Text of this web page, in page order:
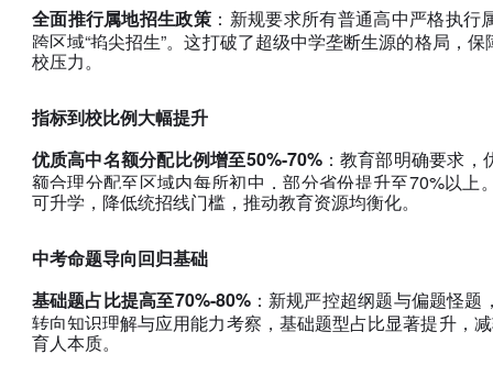
​全面推行属地招生政策​ ：新规要求所有普通高中严格执
跨区域“掐尖招生”。这打破了超级中学垄断生源的格局，
校压力。
指标到校比例大幅提升
​优质高中名额分配比例增至50%-70%​：教育部明确要求，
额合理分配至区域内每所初中，部分省份提升至70%以上
可升学，降低统招线门槛，推动教育资源均衡化。
中考命题导向回归基础
​基础题占比提高至70%-80%​：新规严控超纲题与偏题怪题
转向知识理解与应用能力考察，基础题型占比显著提升，
育人本质。